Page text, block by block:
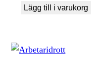
Lägg till i varukorg